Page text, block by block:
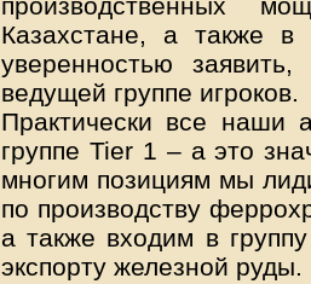
Казахстане, а также
уверенностью
ведущей группе игроков.
Практически все наши
группе Tier 1 – а это
многим позициям мы
по производству
а также входим в
экспорту железной руды.